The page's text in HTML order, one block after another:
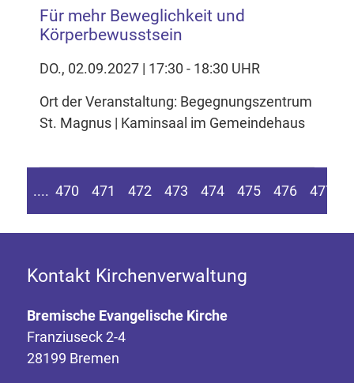
Für mehr Beweglichkeit und
Körperbewusstsein
DO., 02.09.2027 | 17:30 - 18:30 UHR
Ort der Veranstaltung: Begegnungszentrum
St. Magnus | Kaminsaal im Gemeindehaus
Seite springen
Zur vorherigen Seite
.... 470 471 472 473 474 475 476 477
Kontakt Kirchenverwaltung
Bremische Evangelische Kirche
Franziuseck 2-4
28199 Bremen